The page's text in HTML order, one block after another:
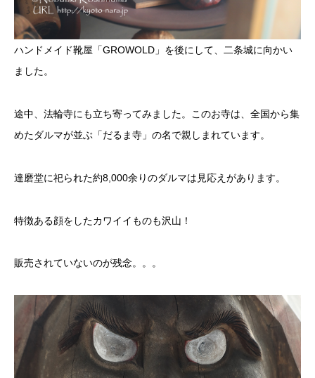
ハンドメイド靴屋「GROWOLD」を後にして、二条城に向かい
ました。
途中、法輪寺にも立ち寄ってみました。このお寺は、全国から集
めたダルマが並ぶ「だるま寺」の名で親しまれています。
達磨堂に祀られた約8,000余りのダルマは見応えがあります。
特徴ある顔をしたカワイイものも沢山！
販売されていないのが残念。。。